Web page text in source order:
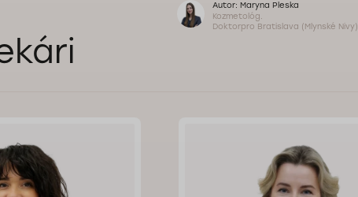
Autor: Maryna Pleska
Kozmetológ.
Doktorpro Bratislava (Mlynské Nivy)